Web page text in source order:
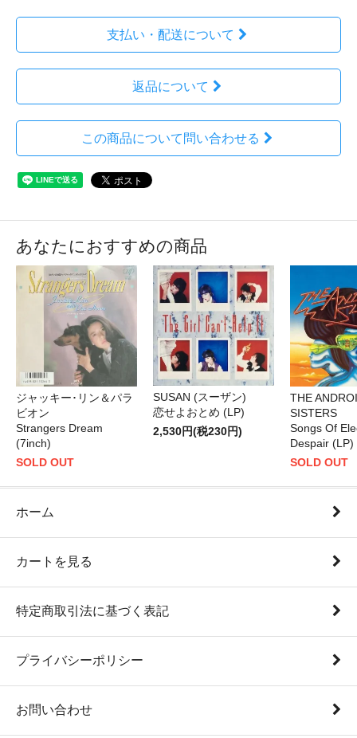
支払い・配送について
返品について
この商品について問い合わせる
あなたにおすすめの商品
ジャッキー･リン＆パラ
ビオン
Strangers Dream
(7inch)
SOLD OUT
SUSAN (スーザン)
恋せよおとめ (LP)
2,530円(税230円)
THE
SISTERS
Songs Of
Despair (LP)
SOLD OUT
ホーム
カートを見る
特定商取引法に基づく表記
プライバシーポリシー
お問い合わせ